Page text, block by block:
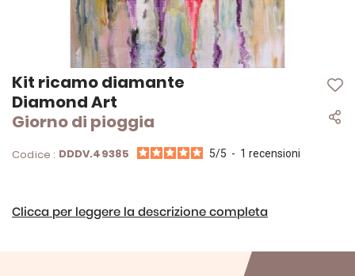
Kit ricamo diamante
Diamond Art
Giorno di pioggia
Codice : DDDV.49385 5/5 - 1recensioni
Clicca per leggere la descrizione completa
Vai
all'inizio
della
galleria
immagini